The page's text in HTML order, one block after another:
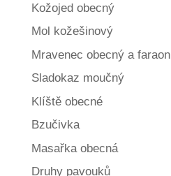
Kožojed obecný
Mol kožešinový
Mravenec obecný a faraon
Sladokaz moučný
Klíště obecné
Bzučivka
Masařka obecná
Druhy pavouků